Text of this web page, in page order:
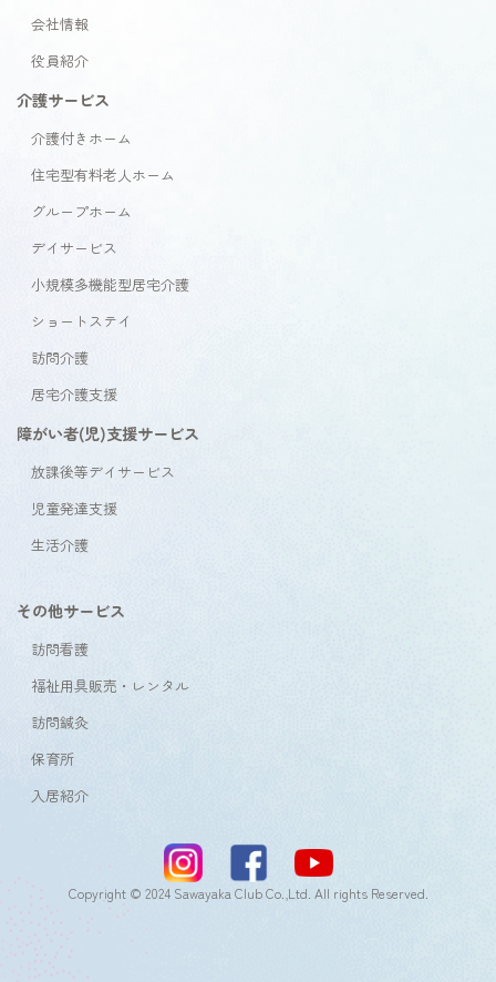
会社情報
役員紹介
介護サービス
介護付きホーム
住宅型有料老人ホーム
グループホーム
デイサービス
小規模多機能型居宅介護
ショートステイ
訪問介護
居宅介護支援
障がい者(児)支援サービス
放課後等デイサービス
児童発達支援
生活介護
その他サービス
訪問看護
福祉用具販売・レンタル
訪問鍼灸
保育所
入居紹介
Copyright © 2024 Sawayaka Club Co.,Ltd. All rights Reserved.